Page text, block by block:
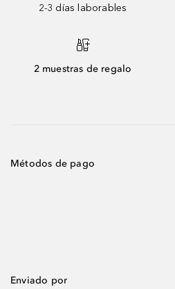
2-3 días laborables
2 muestras de regalo
Métodos de pago
Enviado por